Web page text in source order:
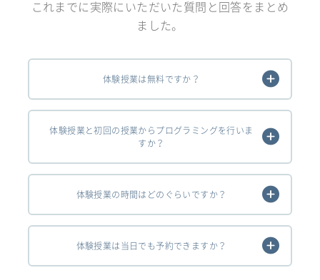
これまでに実際にいただいた質問と回答をまとめ
ました。
体験授業は無料ですか？
体験授業と初回の授業からプログラミングを行いま
すか？
体験授業の時間はどのぐらいですか？
体験授業は当日でも予約できますか？